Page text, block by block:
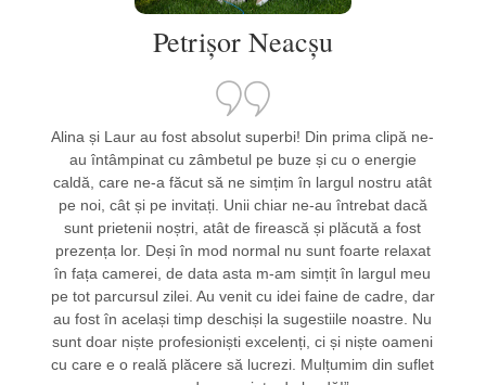
Petrișor Neacșu
Alina și Laur au fost absolut superbi! Din prima clipă ne-
au întâmpinat cu zâmbetul pe buze și cu o energie
caldă, care ne-a făcut să ne simțim în largul nostru atât
pe noi, cât și pe invitați. Unii chiar ne-au întrebat dacă
sunt prietenii noștri, atât de firească și plăcută a fost
prezența lor. Deși în mod normal nu sunt foarte relaxat
în fața camerei, de data asta m-am simțit în largul meu
pe tot parcursul zilei. Au venit cu idei faine de cadre, dar
au fost în același timp deschiși la sugestiile noastre. Nu
sunt doar niște profesioniști excelenți, ci și niște oameni
cu care e o reală plăcere să lucrezi. Mulțumim din suflet